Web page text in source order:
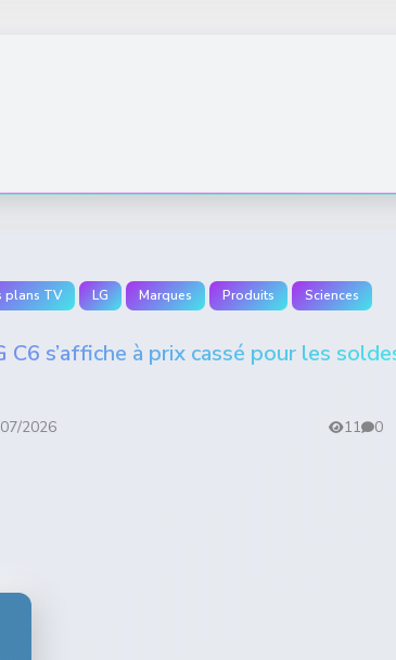
plans TV LG Marques Produits Sciences
s’affiche à prix cassé pour les
2026 11 0